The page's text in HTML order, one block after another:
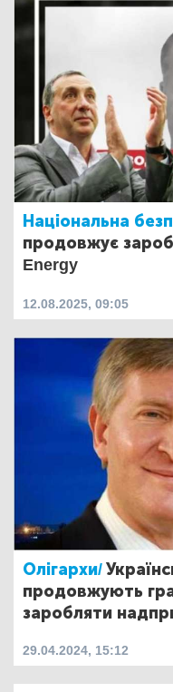
Національна
продовжує
Energy
12.08.2025, 09:05
Олігархи/
продовжують
заробляти
29.04.2024, 15:12